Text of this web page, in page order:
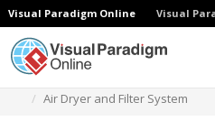
Visual Paradigm Online Visual
Air Dryer and Filter System